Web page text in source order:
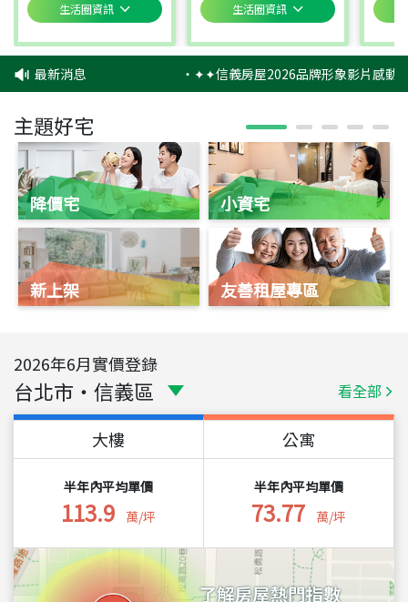
生活圈資訊 生活圈資訊
最新消息 ‧✦✦信義房屋2026品牌形象影片感動
主題好宅
降價宅
新上架
小資宅
友善租屋專區
2026年6月實價登錄
台北市 ・ 信義區 看全部
大樓
半年內平均單價
113.9 萬/坪
公寓
半年內平均單價
73.77 萬/坪